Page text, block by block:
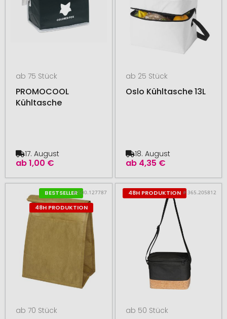
ab 75 Stück
PROMOCOOL
Kühltasche
ab1,00 €
17. August
ab 25 Stück
Oslo Kühltasche 13L
ab 4,35 €
18. August
BESTSELLER
48H PRODUKTION
# 500.127787
ab 70 Stück
48H PRODUKTION # 365.205812
ab 50 Stück